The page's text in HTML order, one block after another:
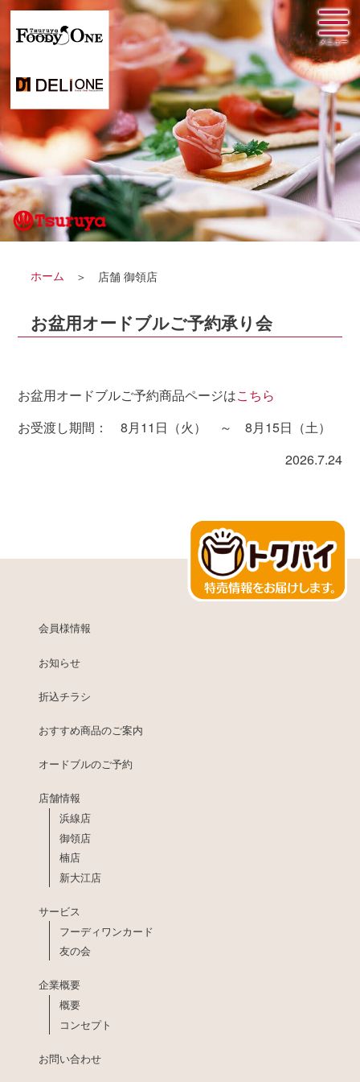
ホーム 店舗 御領店
お盆用オードブルご予約承り会
お盆用オードブルご予約商品ページはこちら
お受渡し期間： 8月11日（火） ～ 8月15日（土）
2026.7.24
会員様情報
お知らせ
折込チラシ
おすすめ商品のご案内
オードブルのご予約
店舗情報
浜線店
御領店
楠店
新大江店
サービス
フーディワンカード
友の会
企業概要
概要
コンセプト
お問い合わせ